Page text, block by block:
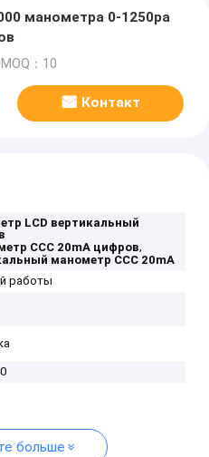
манометра 0-1250pa
MOQ：10
Контакт
LCD вертикальный
CCC 20mA цифров,
манометр CCC 20mA
работы
больше